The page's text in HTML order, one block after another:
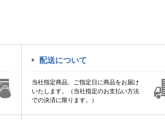
配送について
当社指定商品、ご指定日に商品をお届け
いたします。（当社指定のお支払い方法
での決済に限ります。）